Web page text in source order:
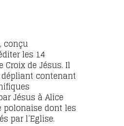
conçu
les 14
de Jésus. Il
contenant
Jésus à Alice
polonaise dont les
par l’Eglise.